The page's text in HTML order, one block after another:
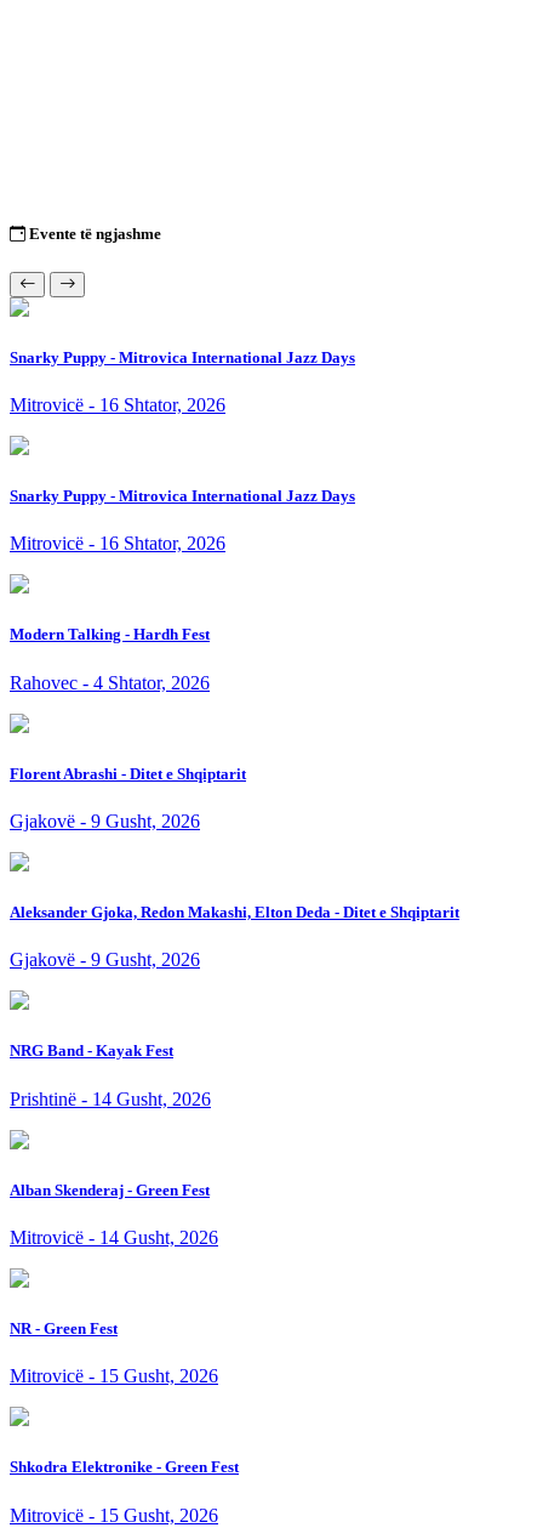
Evente të ngjashme
Snarky Puppy - Mitrovica International Jazz Days
Mitrovicë - 16 Shtator, 2026
Snarky Puppy - Mitrovica International Jazz Days
Mitrovicë - 16 Shtator, 2026
Modern Talking - Hardh Fest
Rahovec - 4 Shtator, 2026
Florent Abrashi - Ditet e Shqiptarit
Gjakovë - 9 Gusht, 2026
Aleksander Gjoka, Redon Makashi, Elton Deda - Ditet e Shqiptarit
Gjakovë - 9 Gusht, 2026
NRG Band - Kayak Fest
Prishtinë - 14 Gusht, 2026
Alban Skenderaj - Green Fest
Mitrovicë - 14 Gusht, 2026
NR - Green Fest
Mitrovicë - 15 Gusht, 2026
Shkodra Elektronike - Green Fest
Mitrovicë - 15 Gusht, 2026